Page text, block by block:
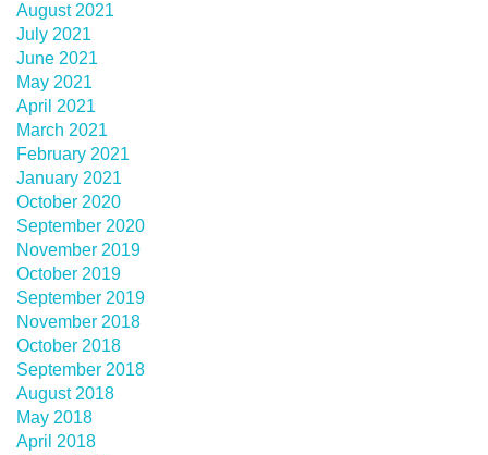
August 2021
July 2021
June 2021
May 2021
April 2021
March 2021
February 2021
January 2021
October 2020
September 2020
November 2019
October 2019
September 2019
November 2018
October 2018
September 2018
August 2018
May 2018
April 2018